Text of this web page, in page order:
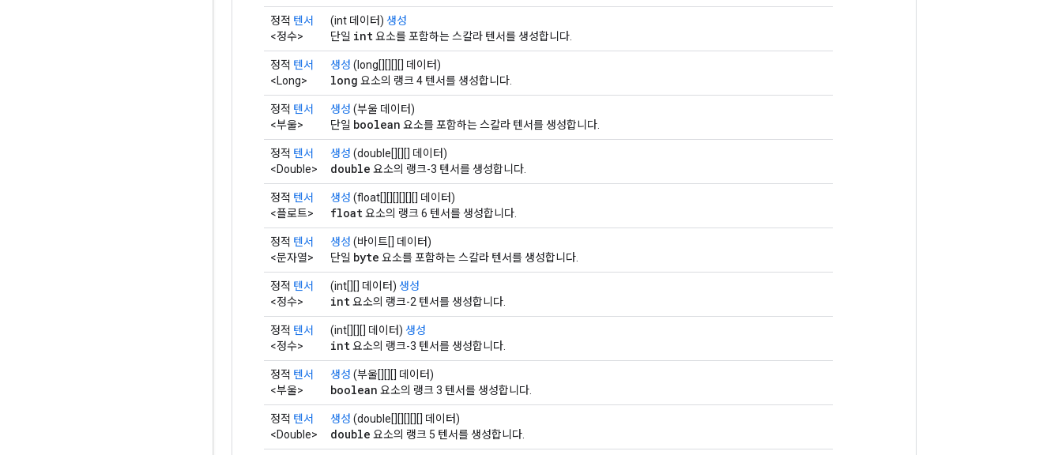
정적 텐서
<정수>
(int 데이터) 생성
단일 int요소를 포함하는 스칼라 텐서를 생성합니다.
정적 텐서
<Long>
생성 (long[][][][] 데이터)
long 요소의 랭크 4 텐서를 생성합니다.
정적 텐서
<부울>
생성 (부울 데이터)
단일 boolean 요소를 포함하는 스칼라 텐서를 생성합니다.
정적 텐서
<Double>
생성 (double[][][] 데이터)
double 요소의 랭크-3 텐서를 생성합니다.
정적 텐서
<플로트>
생성 (float[][][][][][] 데이터)
float요소의 랭크 6 텐서를 생성합니다.
정적 텐서
<문자열>
생성 (바이트[] 데이터)
단일 byte 요소를 포함하는 스칼라 텐서를 생성합니다.
정적 텐서
<정수>
(int[][] 데이터) 생성
int요소의 랭크-2 텐서를 생성합니다.
정적 텐서
<정수>
(int[][][] 데이터) 생성
int요소의 랭크-3 텐서를 생성합니다.
정적 텐서
<부울>
생성 (부울[][][] 데이터)
boolean 요소의 랭크 3 텐서를 생성합니다.
정적 텐서
<Double>
생성 (double[][][][][] 데이터)
double 요소의 랭크 5 텐서를 생성합니다.